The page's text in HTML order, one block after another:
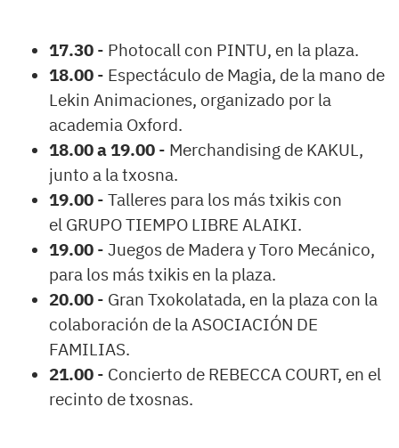
17.30 - Photocall con PINTU, en la plaza.
18.00 - Espectáculo de Magia, de la mano de
Lekin Animaciones, organizado por la
academia Oxford.
18.00 a 19.00 - Merchandising de KAKUL,
junto a la txosna.
19.00 - Talleres para los más txikis con
el GRUPO TIEMPO LIBRE ALAIKI.
19.00 - Juegos de Madera y Toro Mecánico,
para los más txikis en la plaza.
20.00 - Gran Txokolatada, en la plaza con la
colaboración de la ASOCIACIÓN DE
FAMILIAS.
21.00 - Concierto de REBECCA COURT, en el
recinto de txosnas.